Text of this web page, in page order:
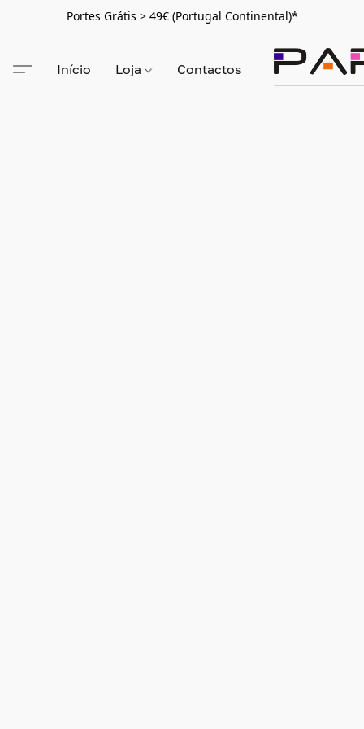
Portes Grátis > 49€ (Portugal Continental)*
Início Loja Contactos